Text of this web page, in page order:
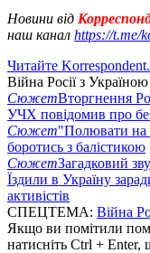
Новини від
наш канал https://t.me/
Читайте
Війна Росії з Україною
СюжетВторгнення
УЧХ повідомив про
Сюжет"Полювати на
боротись з балістикою
СюжетЗагадковий
Їздили в Україну
активістів
СПЕЦТЕМА: Війна
Якщо ви помітили
натисніть Ctrl +